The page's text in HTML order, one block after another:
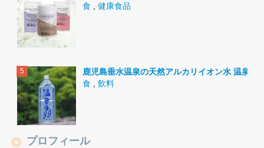
食
健康食品
鹿児島垂水温泉の天然アルカリイオン水 温泉水
食
飲料
プロフィール